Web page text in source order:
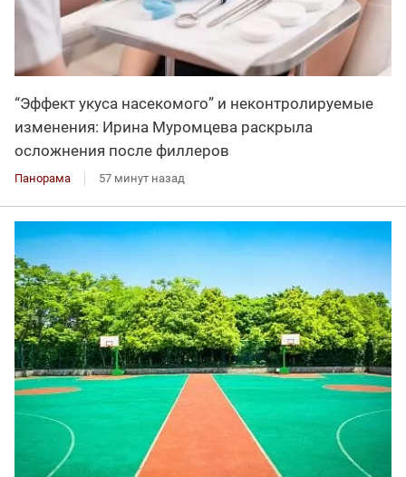
“Эффект укуса насекомого” и неконтролируемые
изменения: Ирина Муромцева раскрыла
осложнения после филлеров
Панорама 57 минут назад